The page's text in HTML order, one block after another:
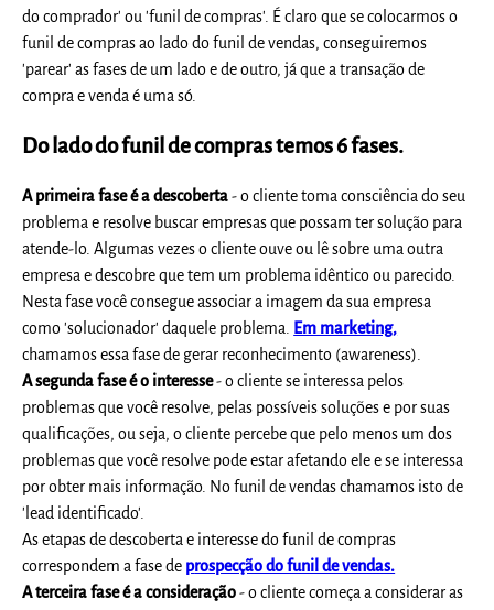
do comprador' ou 'funil de compras'. É claro que se colocarmos o
funil de compras ao lado do funil de vendas, conseguiremos
'parear' as fases de um lado e de outro, já que a transação de
compra e venda é uma só.
Do lado do funil de compras temos 6 fases.
A primeira fase é a descoberta- o cliente toma consciência do seu
problema e resolve buscar empresas que possam ter solução para
atende-lo. Algumas vezes o cliente ouve ou lê sobre uma outra
empresa e descobre que tem um problema idêntico ou parecido.
Nesta fase você consegue associar a imagem da sua empresa
como 'solucionador' daquele problema.
Em marketing,
chamamos essa fase de gerar reconhecimento (awareness).
A segunda fase é o interesse- o cliente se interessa pelos
problemas que você resolve, pelas possíveis soluções e por suas
qualificações, ou seja, o cliente percebe que pelo menos um dos
problemas que você resolve pode estar afetando ele e se interessa
por obter mais informação. No funil de vendas chamamos isto de
'lead identificado'.
As etapas de descoberta e interesse do funil de compras
correspondem a fase de prospecção do funil de vendas.
A terceira fase é a consideração- o cliente começa a considerar as